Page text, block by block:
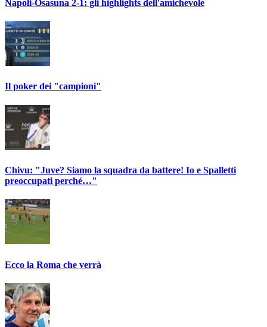
Napoli-Osasuna 2-1: gli highlights dell'amichevole
Il poker dei "campioni"
Chivu: "Juve? Siamo la squadra da battere! Io e Spalletti
preoccupati perché…"
Ecco la Roma che verrà